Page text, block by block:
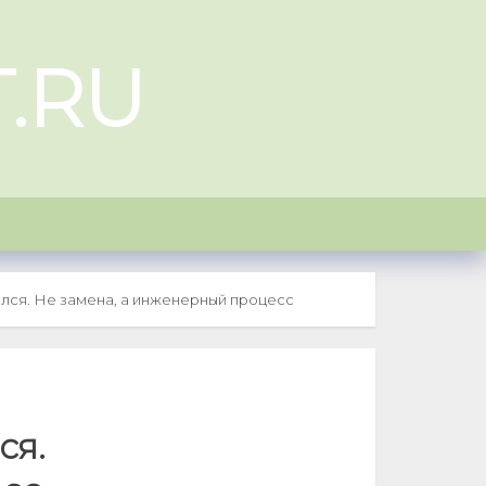
Не замена, а инженерный процесс